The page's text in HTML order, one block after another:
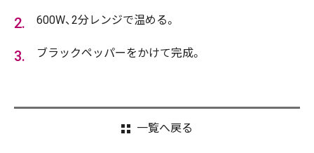
600W、2分​レンジで温める。
ブラックペッパー​をかけて完成​。
一覧へ戻る